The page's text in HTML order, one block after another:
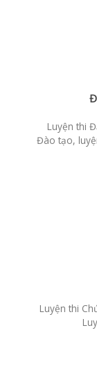
Luyện thi
Đào tạo,
Luyện thi